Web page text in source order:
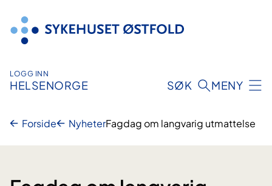
innhold
LOGG INN
HELSENORGE SØK MENY
Forside NyheterFagdag om langvarig utmattelse